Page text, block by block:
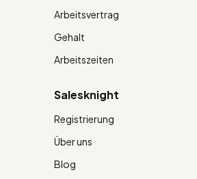
Arbeitsvertrag
Gehalt
Arbeitszeiten
Salesknight
Registrierung
Über uns
Blog